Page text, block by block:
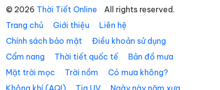
Xã Phú Thọ Xã Phương Thịnh
Xã Tân Điền Xã Tân Đông
Xã Tân Dương Xã Tân Hộ Cơ
Xã Tân Hòa Xã Tân Hồng
© 2026 Thời Tiết Online
All rights reserved.
Trang chủ
Giới thiệu
Liên hệ
Chính sách bảo mật
Điều khoản sử dụng
Cẩm nang
Thời tiết quốc tế
Bản đồ mưa
Mặt trời mọc
Trời nồm
Có mưa không?